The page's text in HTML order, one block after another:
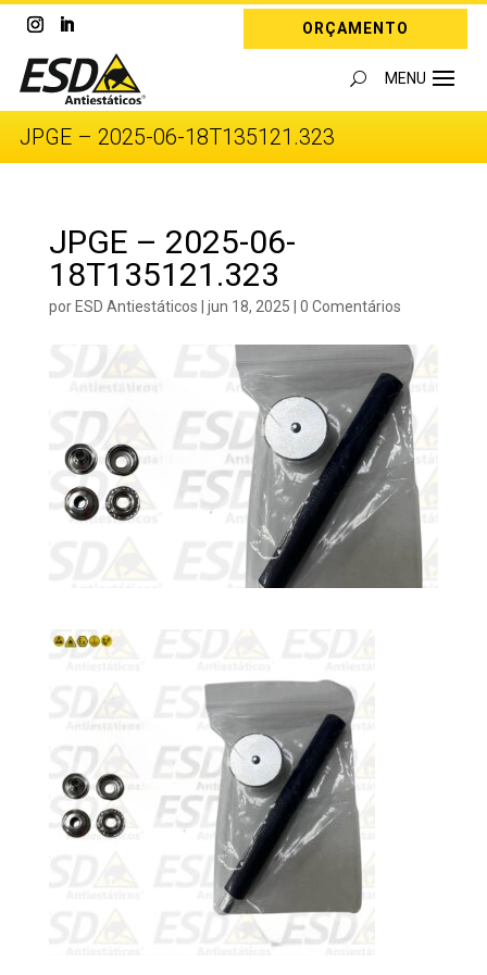
ORÇAMENTO
JPGE – 2025-06-18T135121.323
JPGE – 2025-06-
18T135121.323
porESD Antiestáticos | jun 18, 2025 | 0 Comentários